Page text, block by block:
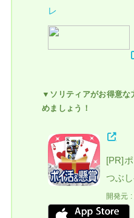
▼ソリティアがお得意な
めましょう！
[PR]
つぶ
開発元 :